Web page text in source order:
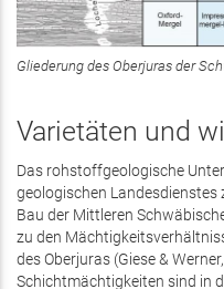
Gliederung des Oberjuras der
Varietäten und
Das rohstoffgeologische
geologischen Landesdienstes
Bau der Mittleren
zu den
des Oberjuras (Giese &
Schichtmächtigkeiten sind in